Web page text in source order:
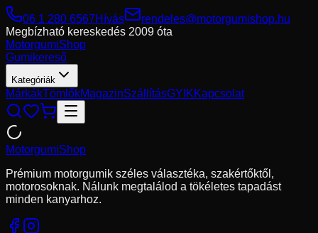
06 1 280 6567Hívás
rendeles@motorgumishop.hu
Megbízható kereskedés 2009 óta
MotorgumiShop
Gumikereső
Kategóriák
MárkákTömlőkMagazinSzállításGYIKKapcsolat
MotorgumiShop
Prémium motorgumik széles választéka, szakértőktől,
motorosoknak. Nálunk megtalálod a tökéletes tapadást
minden kanyarhoz.